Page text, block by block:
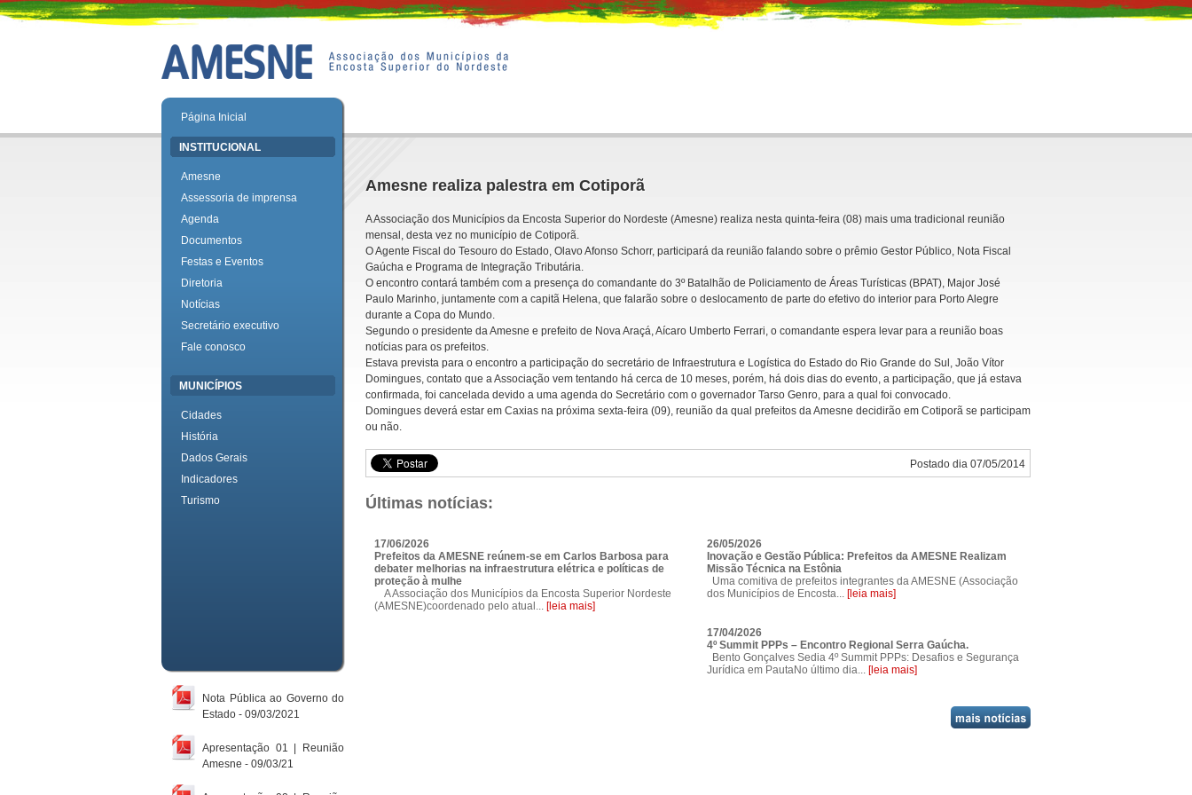
Página Inicial
INSTITUCIONAL
Amesne
Assessoria de imprensa
Agenda
Documentos
Festas e Eventos
Diretoria
Notícias
Secretário executivo
Fale conosco
MUNICÍPIOS
Cidades
História
Dados Gerais
Indicadores
Turismo
Nota Pública ao Governo do
Estado - 09/03/2021
Apresentação 01 | Reunião
Amesne - 09/03/21
Amesne realiza palestra em Cotiporã
A Associação dos Municípios da Encosta Superior do Nordeste (Amesne) realiza nesta quinta-feira (08) mais uma tradicional reunião
mensal, desta vez no município de Cotiporã.
O Agente Fiscal do Tesouro do Estado, Olavo Afonso Schorr, participará da reunião falando sobre o prêmio Gestor Público, Nota Fiscal
Gaúcha e Programa de Integração Tributária.
O encontro contará também com a presença do comandante do 3º Batalhão de Policiamento de Áreas Turísticas (BPAT), Major José
Paulo Marinho, juntamente com a capitã Helena, que falarão sobre o deslocamento de parte do efetivo do interior para Porto Alegre
durante a Copa do Mundo.
Segundo o presidente da Amesne e prefeito de Nova Araçá, Aícaro Umberto Ferrari, o comandante espera levar para a reunião boas
notícias para os prefeitos.
Estava prevista para o encontro a participação do secretário de Infraestrutura e Logística do Estado do Rio Grande do Sul, João Vítor
Domingues, contato que a Associação vem tentando há cerca de 10 meses, porém, há dois dias do evento, a participação, que já estava
confirmada, foi cancelada devido a uma agenda do Secretário com o governador Tarso Genro, para a qual foi convocado.
Domingues deverá estar em Caxias na próxima sexta-feira (09), reunião da qual prefeitos da Amesne decidirão em Cotiporã se participam
ou não.
Postado dia 07/05/2014
Últimas notícias:
17/06/2026
Prefeitos da AMESNE reúnem-se em Carlos Barbosa para
debater melhorias na infraestrutura elétrica e políticas de
proteção à mulhe
A Associação dos Municípios da Encosta Superior Nordeste
(AMESNE)coordenado pelo atual... [leia mais]
26/05/2026
Inovação e Gestão Pública: Prefeitos da AMESNE Realizam
Missão Técnica na Estônia
Uma comitiva de prefeitos integrantes da AMESNE (Associação
dos Municípios de Encosta... [leia mais]
17/04/2026
4º Summit PPPs – Encontro Regional Serra Gaúcha.
Bento Gonçalves Sedia 4º Summit PPPs: Desafios e Segurança
Jurídica em PautaNo último dia... [leia mais]